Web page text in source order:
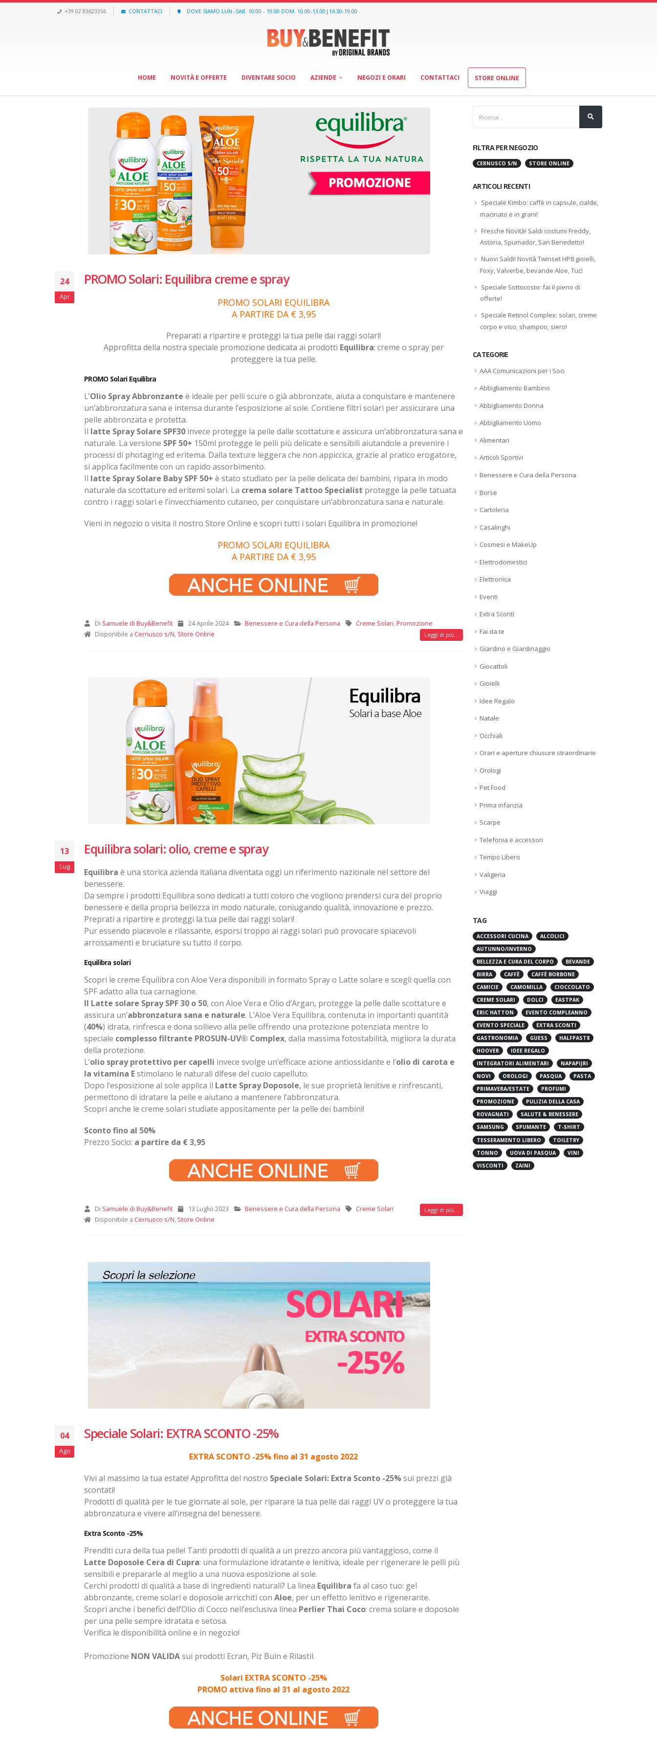
+39 02 83623356 CONTATTACI DOVE SIAMO LUN.-SAB. 10:00 - 19:00 DOM. 10.00-13.00|14.30-19.00
HOME NOVITÀ E OFFERTE DIVENTARE SOCIO AZIENDE NEGOZI E ORARI CONTATTACI STORE ONLINE
24
Apr
PROMO Solari: Equilibra creme e spray
PROMO SOLARI EQUILIBRA
A PARTIRE DA € 3,95
Preparati a ripartire e proteggi la tua pelle dai raggi solari!
Approfitta della nostra speciale promozione dedicata ai prodotti Equilibra: creme o spray per
proteggere la tua pelle.
PROMO Solari Equilibra
L’Olio Spray Abbronzante è ideale per pelli scure o già abbronzate, aiuta a conquistare e mantenere
un’abbronzatura sana e intensa durante l’esposizione al sole. Contiene filtri solari per assicurare una
pelle abbronzata e protetta.
Il latte Spray Solare SPF30 invece protegge la pelle dalle scottature e assicura un’abbronzatura sana e
naturale. La versione SPF 50+ 150ml protegge le pelli più delicate e sensibili aiutandole a prevenire i
processi di photaging ed eritema. Dalla texture leggera che non appiccica, grazie al pratico erogatore,
si applica facilmente con un rapido assorbimento.
Il latte Spray Solare Baby SPF 50+ è stato studiato per la pelle delicata dei bambini, ripara in modo
naturale da scottature ed eritemi solari. La crema solare Tattoo Specialist protegge la pelle tatuata
contro i raggi solari e l’invecchiamento cutaneo, per conquistare un’abbronzatura sana e naturale.
Vieni in negozio o visita il nostro Store Online e scopri tutti i solari Equilibra in promozione!
PROMO SOLARI EQUILIBRA
A PARTIRE DA € 3,95
Di Samuele di Buy&Benefit 24 Aprile 2024 Benessere e Cura della Persona Creme Solari,Promozione
Leggi di più...
Disponibile a Cernusco s/N, Store Online
13
Lug
Equilibra solari: olio, creme e spray
Equilibra è una storica azienda italiana diventata oggi un riferimento nazionale nel settore del
benessere.
Da sempre i prodotti Equilibra sono dedicati a tutti coloro che vogliono prendersi cura del proprio
benessere e della propria bellezza in modo naturale, coniugando qualità, innovazione e prezzo.
Preprati a ripartire e proteggi la tua pelle dai raggi solari!
Pur essendo piacevole e rilassante, esporsi troppo ai raggi solari può provocare spiacevoli
arrossamenti e bruciature su tutto il corpo.
Equilibra solari
Scopri le creme Equilibra con Aloe Vera disponibili in formato Spray o Latte solare e scegli quella con
SPF adatto alla tua carnagione.
Il Latte solare Spray SPF 30 o 50, con Aloe Vera e Olio d’Argan, protegge la pelle dalle scottature e
assicura un’abbronzatura sana e naturale. L’Aloe Vera Equilibra, contenuta in importanti quantità
(40%) idrata, rinfresca e dona sollievo alla pelle offrendo una protezione potenziata mentre lo
speciale complesso filtrante PROSUN-UV® Complex, dalla massima fotostabilità, migliora la durata
della protezione.
L’olio spray protettivo per capelli invece svolge un’efficace azione antiossidante e l’olio di carota e
la vitamina Estimolano le naturali difese del cuoio capelluto.
Dopo l’esposizione al sole applica il Latte Spray Doposole, le sue proprietà lenitive e rinfrescanti,
permettono di idratare la pelle e aiutano a mantenere l’abbronzatura.
Scopri anche le creme solari studiate appositamente per la pelle dei bambini!
Sconto fino al 50%
Prezzo Socio: a partire da € 3,95
Di Samuele di Buy&Benefit 13 Luglio 2023 Benessere e Cura della Persona Creme Solari Leggi di più...
Disponibile a Cernusco s/N, Store Online
04
Ago
Speciale Solari: EXTRA SCONTO -25%
EXTRA SCONTO -25% fino al 31 agosto 2022
Vivi al massimo la tua estate! Approfitta del nostro Speciale Solari: Extra Sconto -25%sui prezzi già
scontati!
Prodotti di qualità per le tue giornate al sole, per riparare la tua pelle dai raggi UV o proteggere la tua
abbronzatura e vivere all’insegna del benessere.
Extra Sconto -25%
Prenditi cura della tua pelle! Tanti prodotti di qualità a un prezzo ancora più vantaggioso, come il
Latte Doposole Cera di Cupra: una formulazione idratante e lenitiva, ideale per rigenerare le pelli più
sensibili e prepararle al meglio a una nuova esposizione al sole.
Cerchi prodotti di qualità a base di ingredienti naturali? La linea Equilibra fa al caso tuo: gel
abbronzante, creme solari e doposole arricchiti con Aloe, per un effetto lenitivo e rigenerante.
Scopri anche i benefici dell’Olio di Cocco nell’esclusiva linea Perlier Thai Coco: crema solare e doposole
per una pelle sempre idratata e setosa.
Verifica le disponibilità online e in negozio!
Promozione NON VALIDAsui prodotti Ecran, Piz Buin e Rilastil.
Solari EXTRA SCONTO -25%
PROMO attiva fino al 31 al agosto 2022
FILTRA PER NEGOZIO
CERNUSCO S/N STORE ONLINE
ARTICOLI RECENTI
Speciale Kimbo: caffè in capsule, cialde,
macinato e in grani!
Fresche Novità! Saldi costumi Freddy,
Astoria, Spumador, San Benedetto!
Nuovi Saldi! Novità Twinset HP8 gioielli,
Foxy, Valverbe, bevande Aloe, Tuc!
Speciale Sottocosto: fai il pieno di
offerte!
Speciale Retinol Complex: solari, creme
corpo e viso, shampoo, siero!
CATEGORIE
AAA Comunicazioni per i Soci
Abbigliamento Bambino
Abbigliamento Donna
Abbigliamento Uomo
Alimentari
Articoli Sportivi
Benessere e Cura della Persona
Borse
Cartoleria
Casalinghi
Cosmesi e MakeUp
Elettrodomestici
Elettronica
Eventi
Extra Sconti
Fai da te
Giardino e Giardinaggio
Giocattoli
Gioielli
Idee Regalo
Natale
Occhiali
Orari e aperture chiusure straordinarie
Orologi
Pet Food
Prima infanzia
Scarpe
Telefonia e accessori
Tempo Libero
Valigeria
Viaggi
TAG
ACCESSORI CUCINA
ALCOLICI
AUTUNNO/INVERNO
BELLEZZA E CURA DEL CORPO
BEVANDE
BIRRA
CAFFÈ
CAFFÈ BORBONE
CAMICIE
CAMOMILLA
CIOCCOLATO
CREME SOLARI
DOLCI
EASTPAK
ERIC HATTON
EVENTO COMPLEANNO
EVENTO SPECIALE
EXTRA SCONTI
GASTRONOMIA
GUESS
HALFPAST8
HOOVER
IDEE REGALO
INTEGRATORI ALIMENTARI
NAPAPIJRI
NOVI
OROLOGI PASQUA
PASTA
PRIMAVERA/ESTATE
PROFUMI
PROMOZIONE
PULIZIA DELLA CASA
ROVAGNATI
SALUTE & BENESSERE
SAMSUNG
SPUMANTE
T-SHIRT
TESSERAMENTO LIBERO
TOILETRY
TONNO
UOVA DI PASQUA
VINI
VISCONTI
ZAINI